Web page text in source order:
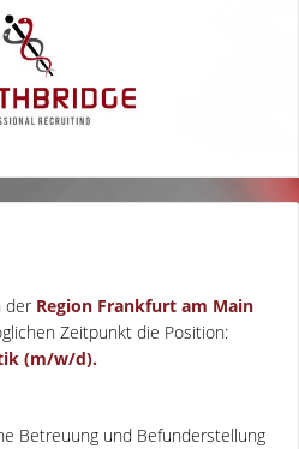
der Region Frankfurt am Main
Zeitpunkt die Position:
(m/w/d).
Betreuung und Befunderstellung